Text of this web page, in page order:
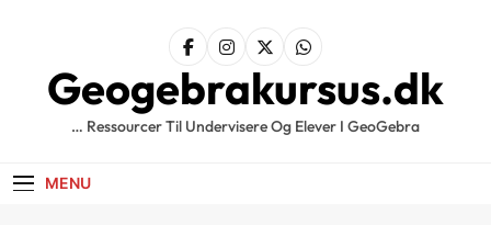
Geogebrakursus.dk
… Ressourcer Til Undervisere Og Elever I GeoGebra
MENU